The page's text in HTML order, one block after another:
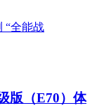
版（E70）体